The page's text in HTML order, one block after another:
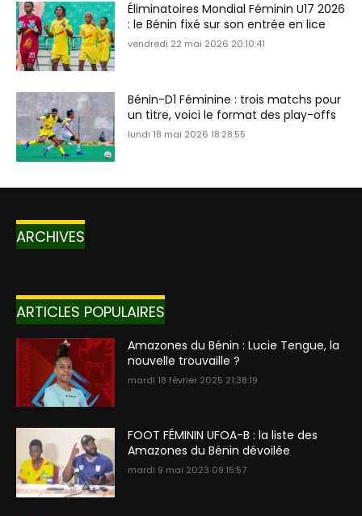
Éliminatoires Mondial Féminin U17 2026
: le Bénin fixé sur son entrée en lice
vendredi 22 mai 2026 20:10:41
Bénin-D1 Féminine : trois matchs pour
un titre, voici le format des play-offs
lundi 18 mai 2026 18:28:55
ARCHIVES
ARTICLES POPULAIRES
Amazones du Bénin : Lucie Tengue, la
nouvelle trouvaille ?
mardi 18 février 2025 21:38:19
FOOT FÉMININ UFOA-B : la liste des
Amazones du Bénin dévoilée
mardi 9 mai 2023 09:15:57